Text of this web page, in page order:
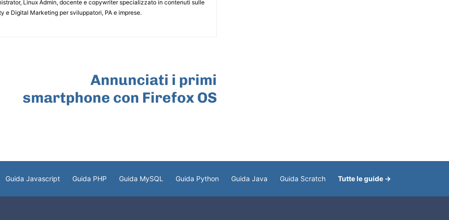
Linux Admin, docente e copywriter specializzato in contenuti sulle
e Digital Marketing per sviluppatori, PA e imprese.
Annunciati i primi
smartphone con Firefox OS
Guida Javascript Guida PHP Guida MySQL Guida Python Guida Java Guida Scratch Tutte le guide →